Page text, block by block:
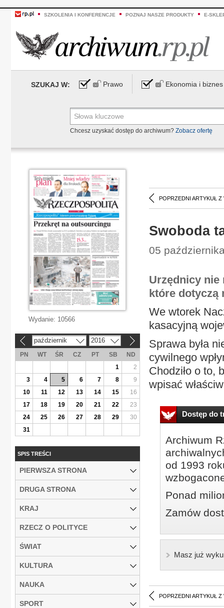
SZKOLENIA I KONFERENCJE POZNAJ NASZE PRODUKTY E-
SZUKAJ W: Prawo Ekonomia i biznes
Chcesz uzyskać dostęp do archiwum? Zobacz ofertę
POPRZEDNI ARTYKUŁ Z
Swoboda
05
Urzędnicy nie
które dotyczą
We wtorek
kasacyjną
Sprawa była
cywilnego
Chodziło o to,
wpisać
Dostęp do
Archiwum
od 1993
Ponad
Zamów
Masz już
POPRZEDNI ARTYKUŁ Z
Wydanie: 10566
październik 2016
PN WT ŚR CZ PT SB
ND
1
2
3
4 5 6 7 8
9
10
11 12 13 14 15
16
17
18 19 20 21 22
23
24
25 26 27 28 29
30
31
SPIS TREŚCI
PIERWSZA STRONA
DRUGA STRONA
KRAJ
RZECZ O POLITYCE
ŚWIAT
KULTURA
NAUKA
SPORT